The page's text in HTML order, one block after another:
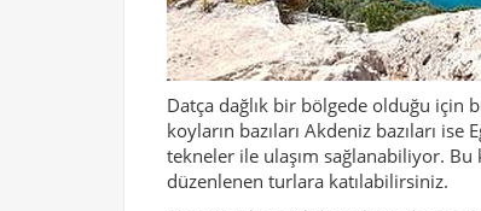
Datça dağlık bir bölgede olduğu için
koyların bazıları Akdeniz bazıları
tekneler ile ulaşım sağlanabiliyor.
düzenlenen turlara katılabilirsiniz.